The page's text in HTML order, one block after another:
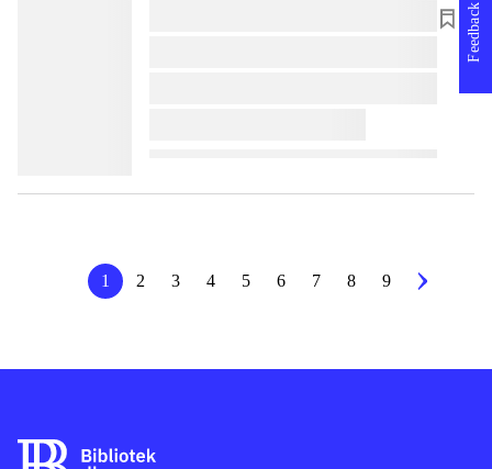
lorem ipsum dolor sit amet ...
lorem ipsum dolor sit amet ...
lorem ipsum dolor sit amet ...
1 2 3 4 5 6 7 8 9
Feedback